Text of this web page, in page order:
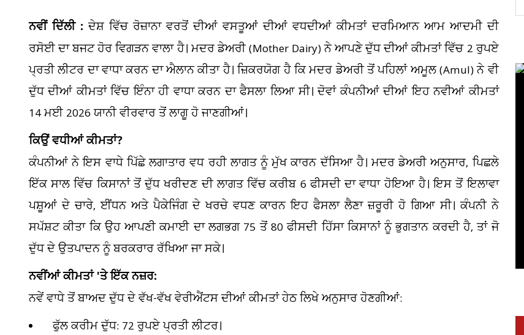
ਨਵੀਂ ਦਿੱਲੀ : ਦੇਸ਼ ਵਿੱਚ ਰੋਜ਼ਾਨਾ ਵਰਤੋਂ ਦੀਆਂ ਵਸਤੂਆਂ ਦੀਆਂ ਵਧਦੀਆਂ ਕੀਮਤਾਂ ਦਰਮਿਆਨ ਆਮ ਆਦਮੀ ਦੀ
ਰਸੋਈ ਦਾ ਬਜਟ ਹੋਰ ਵਿਗੜਨ ਵਾਲਾ ਹੈ। ਮਦਰ ਡੇਅਰੀ (Mother Dairy) ਨੇ ਆਪਣੇ ਦੁੱਧ ਦੀਆਂ ਕੀਮਤਾਂ ਵਿੱਚ 2 ਰੁਪਏ
ਪ੍ਰਤੀ ਲੀਟਰ ਦਾ ਵਾਧਾ ਕਰਨ ਦਾ ਐਲਾਨ ਕੀਤਾ ਹੈ। ਜ਼ਿਕਰਯੋਗ ਹੈ ਕਿ ਮਦਰ ਡੇਅਰੀ ਤੋਂ ਪਹਿਲਾਂ ਅਮੂਲ (Amul) ਨੇ ਵੀ
ਦੁੱਧ ਦੀਆਂ ਕੀਮਤਾਂ ਵਿੱਚ ਇੰਨਾ ਹੀ ਵਾਧਾ ਕਰਨ ਦਾ ਫੈਸਲਾ ਲਿਆ ਸੀ। ਦੋਵਾਂ ਕੰਪਨੀਆਂ ਦੀਆਂ ਇਹ ਨਵੀਆਂ ਕੀਮਤਾਂ
14 ਮਈ 2026 ਯਾਨੀ ਵੀਰਵਾਰ ਤੋਂ ਲਾਗੂ ਹੋ ਜਾਣਗੀਆਂ।
ਕਿਉਂ ਵਧੀਆਂ ਕੀਮਤਾਂ?
ਕੰਪਨੀਆਂ ਨੇ ਇਸ ਵਾਧੇ ਪਿੱਛੇ ਲਗਾਤਾਰ ਵਧ ਰਹੀ ਲਾਗਤ ਨੂੰ ਮੁੱਖ ਕਾਰਨ ਦੱਸਿਆ ਹੈ। ਮਦਰ ਡੇਅਰੀ ਅਨੁਸਾਰ, ਪਿਛਲੇ
ਇੱਕ ਸਾਲ ਵਿੱਚ ਕਿਸਾਨਾਂ ਤੋਂ ਦੁੱਧ ਖਰੀਦਣ ਦੀ ਲਾਗਤ ਵਿੱਚ ਕਰੀਬ 6 ਫੀਸਦੀ ਦਾ ਵਾਧਾ ਹੋਇਆ ਹੈ। ਇਸ ਤੋਂ ਇਲਾਵਾ
ਪਸ਼ੂਆਂ ਦੇ ਚਾਰੇ, ਈਂਧਨ ਅਤੇ ਪੈਕੇਜਿੰਗ ਦੇ ਖਰਚੇ ਵਧਣ ਕਾਰਨ ਇਹ ਫੈਸਲਾ ਲੈਣਾ ਜ਼ਰੂਰੀ ਹੋ ਗਿਆ ਸੀ। ਕੰਪਨੀ ਨੇ
ਸਪੱਸ਼ਟ ਕੀਤਾ ਕਿ ਉਹ ਆਪਣੀ ਕਮਾਈ ਦਾ ਲਗਭਗ 75 ਤੋਂ 80 ਫੀਸਦੀ ਹਿੱਸਾ ਕਿਸਾਨਾਂ ਨੂੰ ਭੁਗਤਾਨ ਕਰਦੀ ਹੈ, ਤਾਂ ਜੋ
ਦੁੱਧ ਦੇ ਉਤਪਾਦਨ ਨੂੰ ਬਰਕਰਾਰ ਰੱਖਿਆ ਜਾ ਸਕੇ।
ਨਵੀਂਆਂ ਕੀਮਤਾਂ 'ਤੇ ਇੱਕ ਨਜ਼ਰ:
ਨਵੇਂ ਵਾਧੇ ਤੋਂ ਬਾਅਦ ਦੁੱਧ ਦੇ ਵੱਖ-ਵੱਖ ਵੇਰੀਐਂਟਸ ਦੀਆਂ ਕੀਮਤਾਂ ਹੇਠ ਲਿਖੇ ਅਨੁਸਾਰ ਹੋਣਗੀਆਂ:
ਫੁੱਲ ਕਰੀਮ ਦੁੱਧ: 72 ਰੁਪਏ ਪ੍ਰਤੀ ਲੀਟਰ।
ਦਿੱਗਜ ਅਦਾਕਾਰ ਮਿਥੁਨ ਚੱਕਰਵਰਤੀ ਦੀ ਹੋਈ
ਸਰਜਰੀ, ਹਾਲ ਜਾਣਨ ਲਈ ਹਸਪਤਾਲ ਪਹੁੰਚੇ...